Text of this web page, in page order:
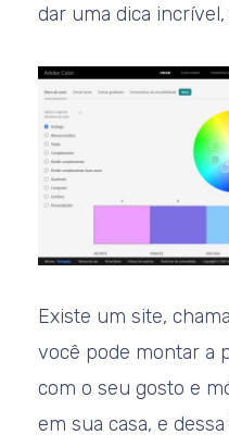
dar uma dica
Existe um site,
você pode montar a
com o seu gosto e
em sua casa, e